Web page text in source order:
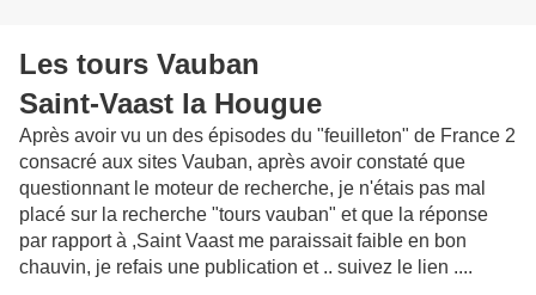
Les tours Vauban
Saint-Vaast la Hougue
Après avoir vu un des épisodes du "feuilleton" de France 2
consacré aux sites Vauban, après avoir constaté que
questionnant le moteur de recherche, je n'étais pas mal
placé sur la recherche "tours vauban" et que la réponse
par rapport à ,Saint Vaast me paraissait faible en bon
chauvin, je refais une publication et .. suivez le lien ....